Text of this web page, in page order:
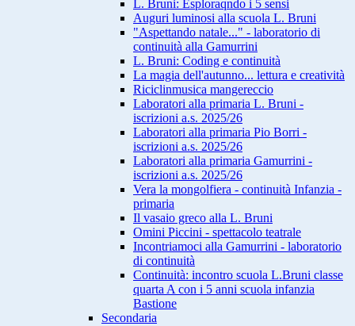
L. Bruni: Esploraqndo i 5 sensi
Auguri luminosi alla scuola L. Bruni
"Aspettando natale..." - laboratorio di
continuità alla Gamurrini
L. Bruni: Coding e continuità
La magia dell'autunno... lettura e creatività
Riciclinmusica mangereccio
Laboratori alla primaria L. Bruni -
iscrizioni a.s. 2025/26
Laboratori alla primaria Pio Borri -
iscrizioni a.s. 2025/26
Laboratori alla primaria Gamurrini -
iscrizioni a.s. 2025/26
Vera la mongolfiera - continuità Infanzia -
primaria
Il vasaio greco alla L. Bruni
Omini Piccini - spettacolo teatrale
Incontriamoci alla Gamurrini - laboratorio
di continuità
Continuità: incontro scuola L.Bruni classe
quarta A con i 5 anni scuola infanzia
Bastione
Secondaria